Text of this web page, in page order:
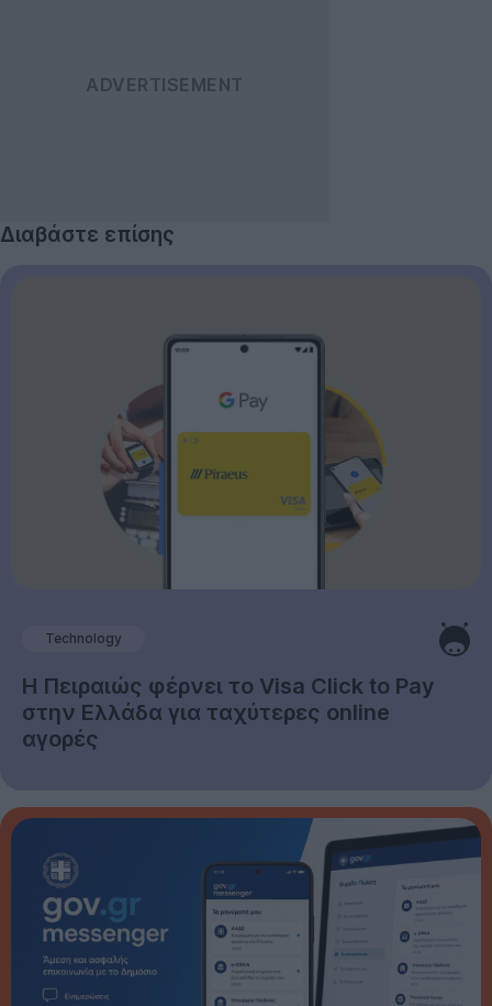
Διαβάστε επίσης
Technology
Η Πειραιώς φέρνει το Visa Click to Pay
στην Ελλάδα για ταχύτερες online
αγορές